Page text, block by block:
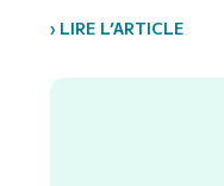
› LIRE L’ARTICLE